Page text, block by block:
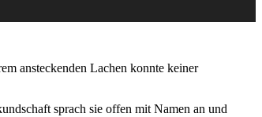
ansteckenden Lachen konnte keiner
sprach sie offen mit Namen an und